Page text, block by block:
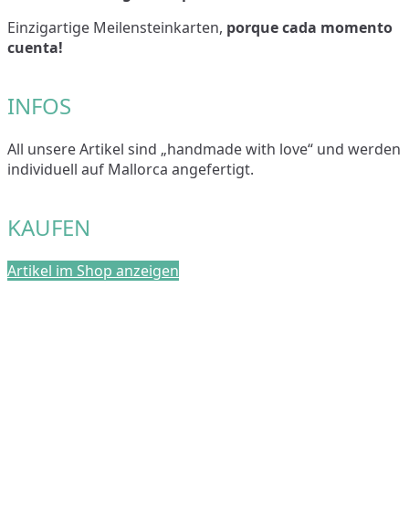
Einzigartige Meilensteinkarten, porque cada momento
cuenta!
INFOS
All unsere Artikel sind „handmade with love“ und werden
individuell auf Mallorca angefertigt.
KAUFEN
Artikel im Shop anzeigen